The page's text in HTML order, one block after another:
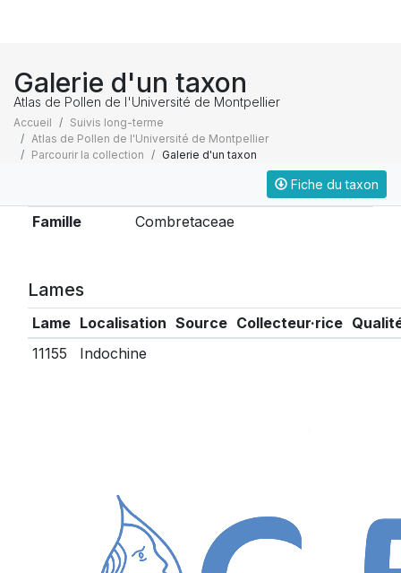
Galerie d'un taxon
Atlas de Pollen de l'Université de Montpellier
Accueil
Suivis long-terme
Atlas de Pollen de l'Université de Montpellier
Parcourir la collection
Galerie d'un taxon
Fiche du taxon
Famille Combretaceae
Lames
Lame Localisation Source Collecteur·rice
11155
Indochine